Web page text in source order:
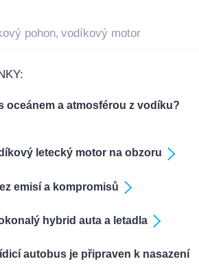
pohon, vodíkový motor
oceánem a atmosférou z vodíku?
letecký motor na obzoru
emisí a kompromisů
hybrid auta a letadla
autobus je připraven k nasazení